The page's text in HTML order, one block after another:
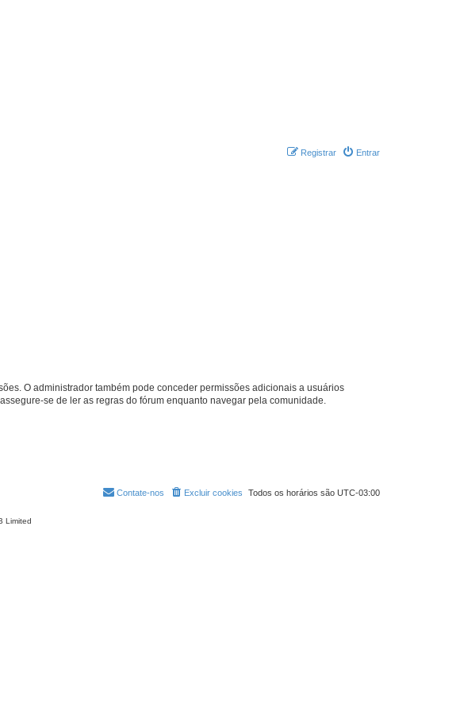
Entrar
Registrar
O administrador também pode conceder permissões adicionais a usuários
se de ler as regras do fórum enquanto navegar pela comunidade.
Todos os horários são UTC-03:00
Excluir cookies
Contate-nos
Limited